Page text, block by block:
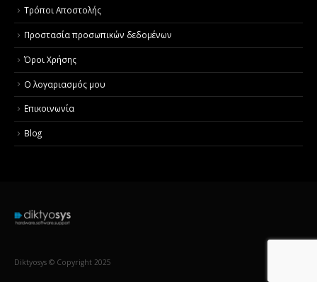
Τρόποι Αποστολής
Προστασία προσωπικών δεδομένων
Όροι Χρήσης
Ο λογαριασμός μου
Επικοινωνία
Blog
Diktyosys © Copyright 2025